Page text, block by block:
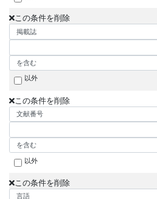
この条件を削除
以外
この条件を削除
以外
この条件を削除